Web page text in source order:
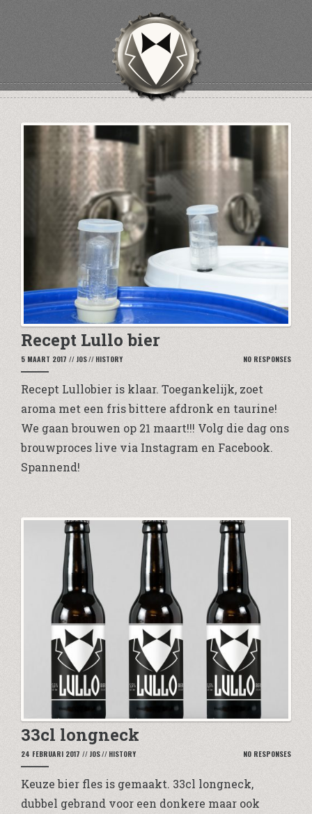
Recept Lullo bier
5 MAART 2017 // JOS// HISTORY NO RESPONSES
Recept Lullobier is klaar. Toegankelijk, zoet
aroma met een fris bittere afdronk en taurine!
We gaan brouwen op 21 maart!!! Volg die dag ons
brouwproces live via Instagram en Facebook.
Spannend!
33cl longneck
24 FEBRUARI 2017 // JOS// HISTORY NO RESPONSES
Keuze bier fles is gemaakt. 33cl longneck,
dubbel gebrand voor een donkere maar ook